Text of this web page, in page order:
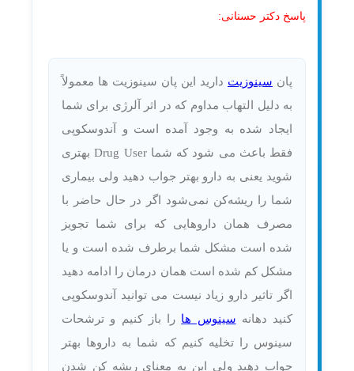
پاسخ دکتر حسنانی:
پان سینوزیت دارید این پان سینوزیت ها معمولاً
به دلیل التهاب مداوم که در اثر آلرژی برای شما
ایجاد شده به وجود آمده است و آندوسکوپی
فقط باعث می شود که شما Drug User بهتری
شوید یعنی به دارو بهتر جواب دهید ولی بیماری
شما را ریشه‌کن نمی‌شود اگر در حال حاضر با
مصرف همان داروهایی که برای شما تجویز
شده است مشکل شما برطرف شده است و یا
مشکل کم شده است همان درمان را ادامه دهید
اگر تاثیر دارو زیاد نیست می توانید آندوسکوپی
کنید دهانه سینوس ها را باز کنیم و ترشحات
سینوس را تخلیه کنیم که شما به داروها بهتر
جواب دهید ولی این به معنای ریشه کن شدن